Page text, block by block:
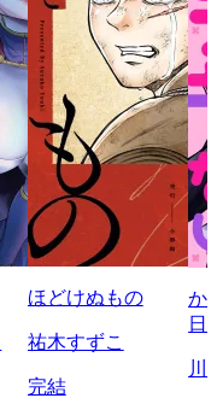
ほどけぬもの
祐木すずこ
完結
か
日
川